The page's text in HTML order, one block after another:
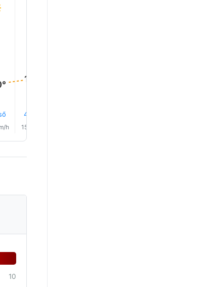
h
15.0°
4% Eső
15.0 km/h
10